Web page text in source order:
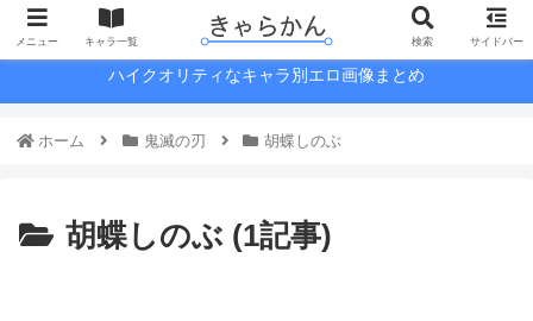
ハイクオリティなキャラ別エロ画像まとめ
ホーム 鬼滅の刃 胡蝶しのぶ
胡蝶しのぶ (1記事)
メニュー キャラ一覧 検索 サイドバー